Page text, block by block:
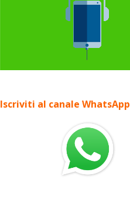
Iscriviti al canale WhatsApp